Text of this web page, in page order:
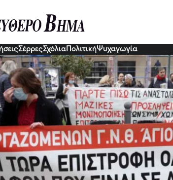
ΣέρρεςΣχόλια ΠολιτικήΨυχαγωγία
ΠΟΕΔΗΝ: Δικαίωση η